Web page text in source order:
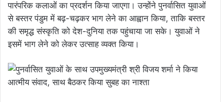
पारंपरिक कलाओं का प्रदर्शन किया जाएगा। उन्होंने पुनर्वासित युवाओं
से बस्तर पंडुम में बढ़-चढ़कर भाग लेने का आह्वान किया, ताकि बस्तर
की समृद्ध संस्कृति को देश-दुनिया तक पहुंचाया जा सके। युवाओं ने
इसमें भाग लेने को लेकर उत्साह व्यक्त किया।